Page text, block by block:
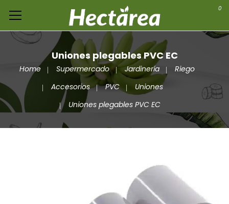
0
Uniones plegables PVC EC
Home Supermercado Jardinería
Riego
Accesorios
PVC
Uniones
Uniones plegables PVC EC